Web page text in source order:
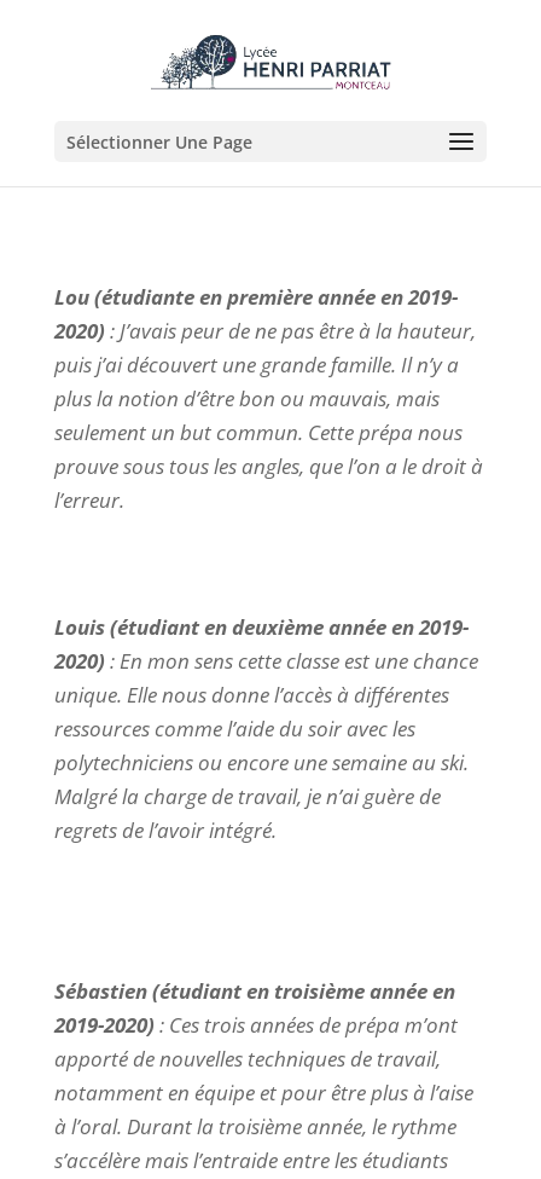
Sélectionner Une Page
Lou (étudiante en première année en 2019-
2020) :J’avais peur de ne pas être à la hauteur,
puis j’ai découvert une grande famille. Il n’y a
plus la notion d’être bon ou mauvais, mais
seulement un but commun. Cette prépa nous
prouve sous tous les angles, que l’on a le droit à
l’erreur.
Louis (étudiant en deuxième année en 2019-
2020) :En mon sens cette classe est une chance
unique. Elle nous donne l’accès à différentes
ressources comme l’aide du soir avec les
polytechniciens ou encore une semaine au ski.
Malgré la charge de travail, je n’ai guère de
regrets de l’avoir intégré.
Sébastien (étudiant en troisième année en
2019-2020) : Ces trois années de prépa m’ont
apporté de nouvelles techniques de travail,
notamment en équipe et pour être plus à l’aise
à l’oral. Durant la troisième année, le rythme
s’accélère mais l’entraide entre les étudiants